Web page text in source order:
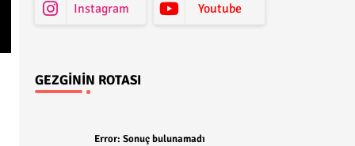
Instagram Youtube
GEZGININ ROTASI
Error: Sonuç bulunamadı